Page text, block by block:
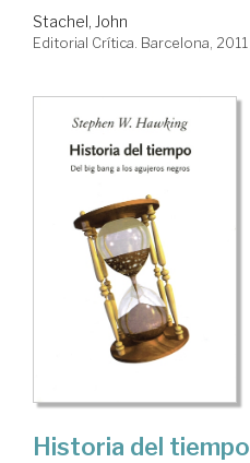
Stachel, John
Editorial Crítica. Barcelona, 2011
Historia del tiempo